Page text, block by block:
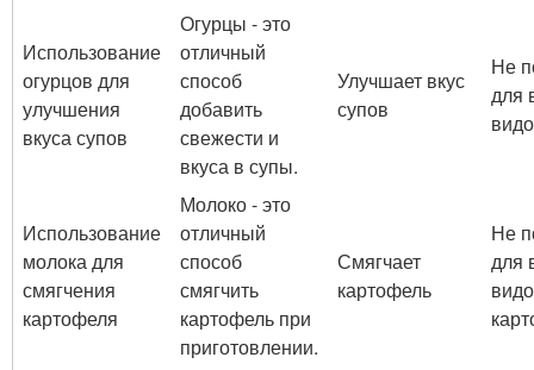
Использование
огурцов для
улучшения
вкуса супов
Огурцы - это
отличный
способ
добавить
свежести и
вкуса в супы.
Улучшает вкус
супов
Не
для
Использование
молока для
смягчения
картофеля
Молоко - это
отличный
способ
смягчить
картофель при
приготовлении.
Смягчает
картофель
Не
для